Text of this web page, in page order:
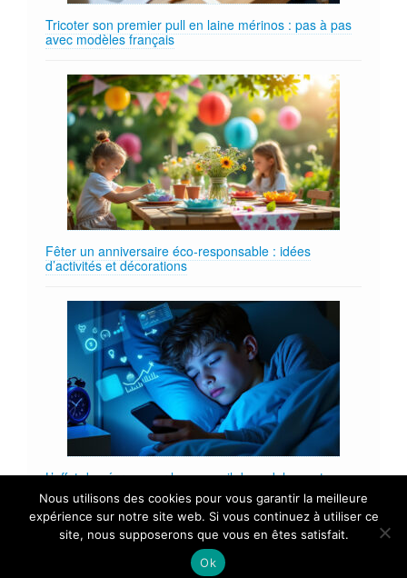
Tricoter son premier pull en laine mérinos : pas à pas
avec modèles français
Fêter un anniversaire éco‑responsable : idées
d’activités et décorations
L’effet des écrans sur le sommeil des adolescents :
études et recommandations
By Marie - Copyright © 2026 - Tous droits réservés.
Nous utilisons des cookies pour vous garantir la meilleure
expérience sur notre site web. Si vous continuez à utiliser ce
site, nous supposerons que vous en êtes satisfait.
Ok